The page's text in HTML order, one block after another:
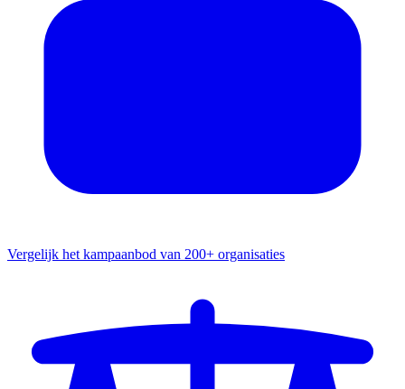
Vergelijk het kampaanbod van 200+ organisaties